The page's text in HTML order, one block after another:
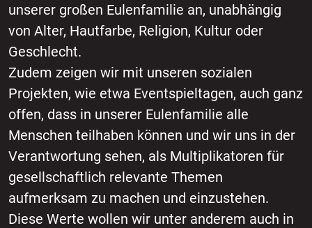
unserer großen Eulenfamilie an, unabhängig
von Alter, Hautfarbe, Religion, Kultur oder
Geschlecht.
Zudem zeigen wir mit unseren sozialen
Projekten, wie etwa Eventspieltagen, auch ganz
offen, dass in unserer Eulenfamilie alle
Menschen teilhaben können und wir uns in der
Verantwortung sehen, als Multiplikatoren für
gesellschaftlich relevante Themen
aufmerksam zu machen und einzustehen.
Diese Werte wollen wir unter anderem auch in